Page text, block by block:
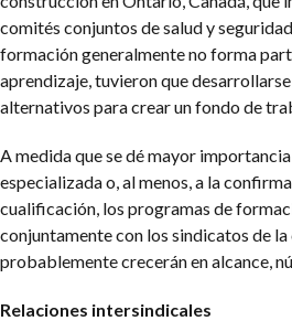
comités conjuntos de salud y
formación generalmente no forma
aprendizaje, tuvieron que
alternativos para crear un fondo de
A medida que se dé mayor
especializada o, al menos, a la
cualificación, los programas de
conjuntamente con los sindicatos de
probablemente crecerán en alcance,
Relaciones intersindicales